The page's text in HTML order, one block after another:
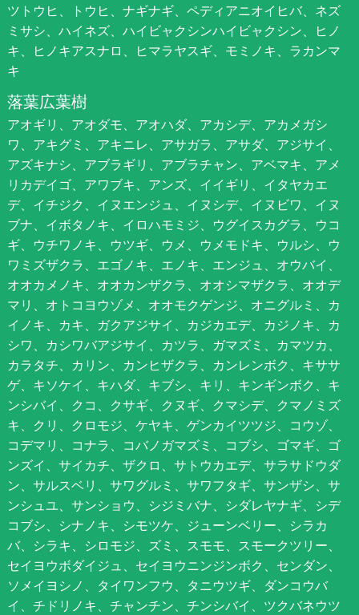
ツトウヒ、トウヒ、ナギナギ、ペディアニオイヒバ、ネズ
ミサシ、ハイネズ、ハイビャクシンハイビャクシン、ヒノ
キ、ヒノキアスナロ、ヒマラヤスギ、モミノキ、ラカンマ
キ
落葉広葉樹
アオギリ、アオダモ、アオハダ、アカシデ、アカメガシ
ワ、アキグミ、アキニレ、アサガラ、アサダ、アジサイ、
アズキナシ、アブラギリ、アブラチャン、アベマキ、アメ
リカデイゴ、アワブキ、アンズ、イイギリ、イタヤカエ
デ、イチジク、イヌエンジュ、イヌシデ、イヌビワ、イヌ
ブナ、イボタノキ、イロハモミジ、ウグイスカグラ、ウコ
ギ、ウチワノキ、ウツギ、ウメ、ウメモドキ、ウルシ、ウ
ワミズザクラ、エゴノキ、エノキ、エンジュ、オウバイ、
オオカメノキ、オオカンザクラ、オオシマザクラ、オオデ
マリ、オトコヨウゾメ、オオモクゲンジ、オニグルミ、カ
イノキ、カキ、ガクアジサイ、カジカエデ、カジノキ、カ
シワ、カシワバアジサイ、カツラ、ガマズミ、カマツカ、
カラタチ、カリン、カンヒザクラ、カンレンボク、キササ
ゲ、キソケイ、キハダ、キブシ、キリ、キンギンボク、キ
ンシバイ、クコ、クサギ、クヌギ、クマシデ、クマノミズ
キ、クリ、クロモジ、ケヤキ、ゲンカイツツジ、コウゾ、
コデマリ、コナラ、コバノガマズミ、コブシ、ゴマギ、ゴ
ンズイ、サイカチ、ザクロ、サトウカエデ、サラサドウダ
ン、サルスベリ、サワグルミ、サワフタギ、サンザシ、サ
ンシュユ、サンショウ、シジミバナ、シダレヤナギ、シデ
コブシ、シナノキ、シモツケ、ジューンベリー、シラカ
バ、シラキ、シロモジ、ズミ、スモモ、スモークツリー、
セイヨウボダイジュ、セイヨウニンジンボク、センダン、
ソメイヨシノ、タイワンフウ、タニウツギ、ダンコウバ
イ、チドリノキ、チャンチン、チンシバイ、ツクバネウツ